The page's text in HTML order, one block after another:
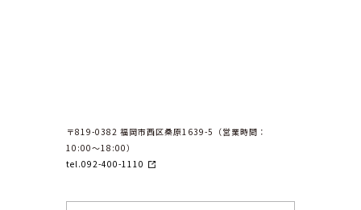
〒819-0382 福岡市西区桑原1639-5（営業時間：
10:00〜18:00）
tel.092-400-1110